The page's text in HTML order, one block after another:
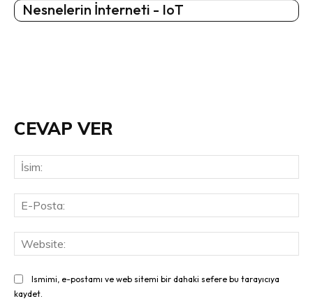
Nesnelerin İnterneti - IoT
CEVAP VER
Ismimi, e-postamı ve web sitemi bir dahaki sefere bu tarayıcıya
kaydet.